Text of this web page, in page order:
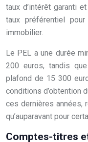
taux d’intérêt garanti
taux préférentiel pour
immobilier.
Le PEL a une durée
200 euros, tandis
plafond de 15 300
conditions d’obtention
ces dernières années,
qu’auparavant pour
Comptes-titres